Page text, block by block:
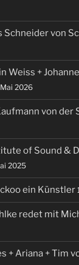
Schneider von
Weiss +
2026
von der
of Sound &
2025
ein Künstler
redet mit
+ Ariana + Tim